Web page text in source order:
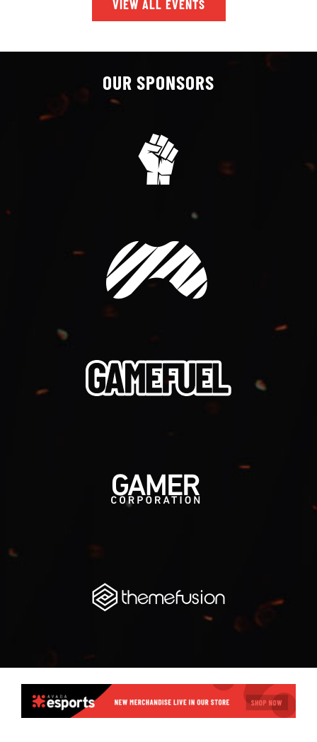
VIEW ALL EVENTS
OUR SPONSORS